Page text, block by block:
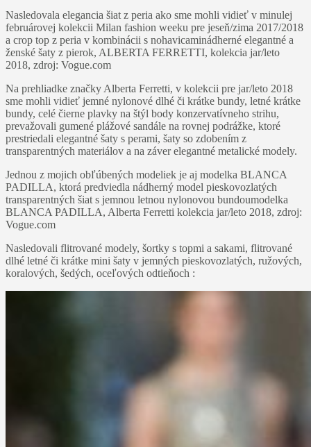
Nasledovala elegancia šiat z peria ako sme mohli vidieť v minulej
februárovej kolekcii Milan fashion weeku pre jeseň/zima 2017/2018
a crop top z peria v kombinácii s nohavicaminádherné elegantné a
ženské šaty z pierok, ALBERTA FERRETTI, kolekcia jar/leto
2018, zdroj: Vogue.com
Na prehliadke značky Alberta Ferretti, v kolekcii pre jar/leto 2018
sme mohli vidieť jemné nylonové dlhé či krátke bundy, letné krátke
bundy, celé čierne plavky na štýl body konzervatívneho strihu,
prevažovali gumené plážové sandále na rovnej podrážke, ktoré
prestriedali elegantné šaty s perami, šaty so zdobením z
transparentných materiálov a na záver elegantné metalické modely.
Jednou z mojich obľúbených modeliek je aj modelka BLANCA
PADILLA, ktorá predviedla nádherný model pieskovozlatých
transparentných šiat s jemnou letnou nylonovou bundoumodelka
BLANCA PADILLA, Alberta Ferretti kolekcia jar/leto 2018, zdroj:
Vogue.com
Nasledovali flitrované modely, šortky s topmi a sakami, flitrované
dlhé letné či krátke mini šaty v jemných pieskovozlatých, ružových,
koralových, šedých, oceľových odtieňoch :